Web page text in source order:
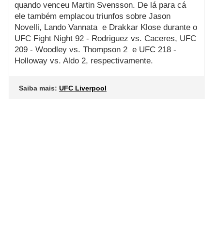
quando venceu Martin Svensson. De lá para cá
ele também emplacou triunfos sobre Jason
Novelli, Lando Vannata e Drakkar Klose durante o
UFC Fight Night 92 - Rodriguez vs. Caceres, UFC
209 - Woodley vs. Thompson 2 e UFC 218 -
Holloway vs. Aldo 2, respectivamente.
Saiba mais: UFC Liverpool